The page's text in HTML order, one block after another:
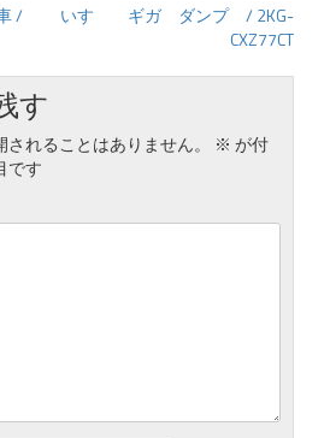
/
いすゞ ギガ ダンプ / 2KG-
CXZ77CT
す
れることはありません。 ※ が付
です